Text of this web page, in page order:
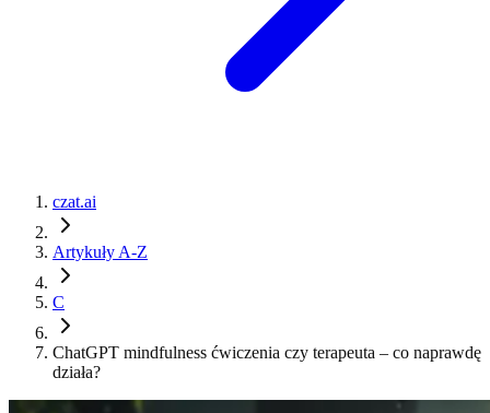
czat.ai
Artykuły A-Z
C
ChatGPT mindfulness ćwiczenia czy terapeuta – co naprawdę
działa?